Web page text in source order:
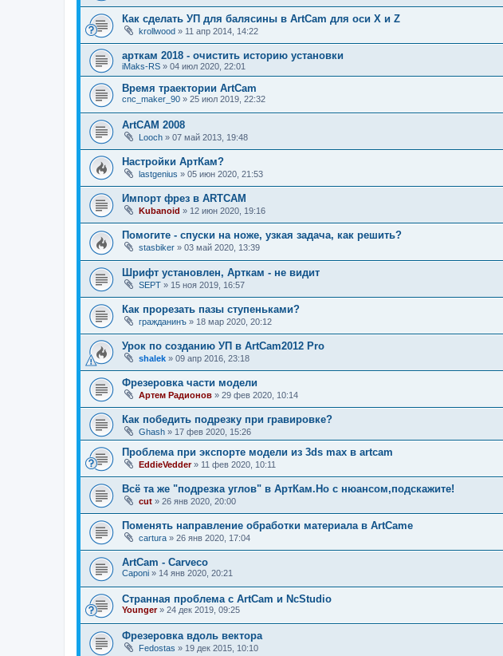
Как сделать УП для балясины в ArtCam для оси X и Z
krollwood » 11 апр 2014, 14:22
арткам 2018 - очистить историю установки
iMaks-RS » 04 июл 2020, 22:01
Время траектории ArtCam
cnc_maker_90 » 25 июл 2019, 22:32
ArtCAM 2008
Looch » 07 май 2013, 19:48
Настройки АртКам?
lastgenius » 05 июн 2020, 21:53
Импорт фрез в ARTCAM
Kubanoid » 12 июн 2020, 19:16
Помогите - спуски на ноже, узкая задача, как решить?
stasbiker » 03 май 2020, 13:39
Шрифт установлен, Арткам - не видит
SEPT » 15 ноя 2019, 16:57
Как прорезать пазы ступеньками?
гражданинъ » 18 мар 2020, 20:12
Урок по созданию УП в ArtCam2012 Pro
shalek » 09 апр 2016, 23:18
Фрезеровка части модели
Артем Радионов » 29 фев 2020, 10:14
Как победить подрезку при гравировке?
Ghash » 17 фев 2020, 15:26
Проблема при экспорте модели из 3ds max в artcam
EddieVedder» 11 фев 2020, 10:11
Всё та же "подрезка углов" в АртКам.Но с нюансом,подскажите!
cut » 26 янв 2020, 20:00
Поменять направление обработки материала в ArtCame
cartura » 26 янв 2020, 17:04
ArtCam - Сarveco
Caponi » 14 янв 2020, 20:21
Странная проблема с ArtCam и NcStudio
Younger» 24 дек 2019, 09:25
Фрезеровка вдоль вектора
Fedostas » 19 дек 2015, 10:10